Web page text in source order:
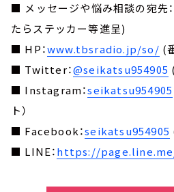
■ メッセージや悩み相談の宛先：
たらステッカー等進呈)
■ HP：www.tbsradio.jp/so/ (
■ Twitter：@seikatsu954905
■ Instagram：seikatsu954905
ト）
■ Facebook：seikatsu954905
■ LINE：https://